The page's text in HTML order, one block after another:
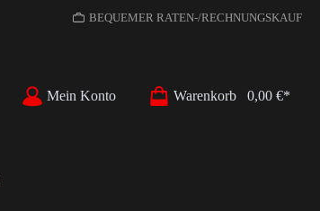
BEQUEMER RATEN-/RECHNUNGSKAUF
Mein Konto Warenkorb 0,00 €*